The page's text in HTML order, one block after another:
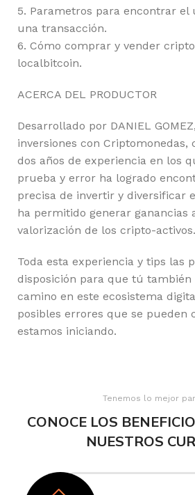
5. Parametros para encontrar el
una transacción.
6. Cómo comprar y vender
localbitcoin.
ACERCA DEL PRODUCTOR
Desarrollado por DANIEL
inversiones con Criptomonedas,
dos años de experiencia en los
prueba y error ha logrado
precisa de invertir y diversificar
ha permitido generar ganancias
valorización de los cripto-activos.
Toda esta experiencia y tips las
disposición para que tú
camino en este ecosistema
posibles errores que se pueden
estamos iniciando.
Tenemos lo mejor
CONOCE LOS
NUESTROS